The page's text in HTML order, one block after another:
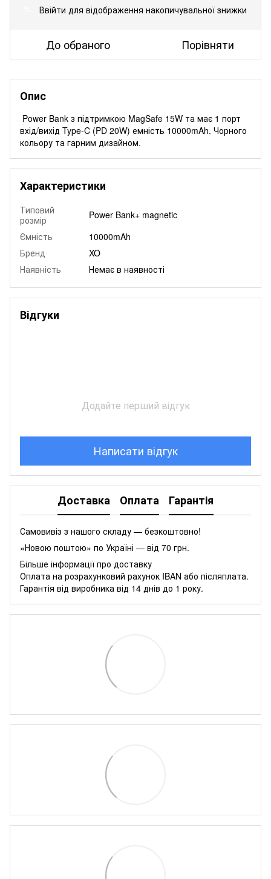
Ввійти для відображення накопичувальної знижки
До обраного Порівняти
Опис
Power Bank з підтримкою MagSafe 15W та має 1 порт
вхід/вихід Type-C (PD 20W) емність 10000mAh. Чорного
кольору та гарним дизайном.
Характеристики
Типовий
розмір
Power Bank+ magnetic
Ємність
10000mAh
Бренд
XO
Наявність
Немає в наявності
Відгуки
Додайте перший відгук
Написати відгук
Доставка Оплата Гарантія
Самовивіз з нашого складу — безкоштовно!
«Новою поштою» по Україні — від 70 грн.
Більше інформації про доставку
Оплата на розрахунковий рахунок IBAN або післяплата.
Гарантія від виробника від 14 днів до 1 року.